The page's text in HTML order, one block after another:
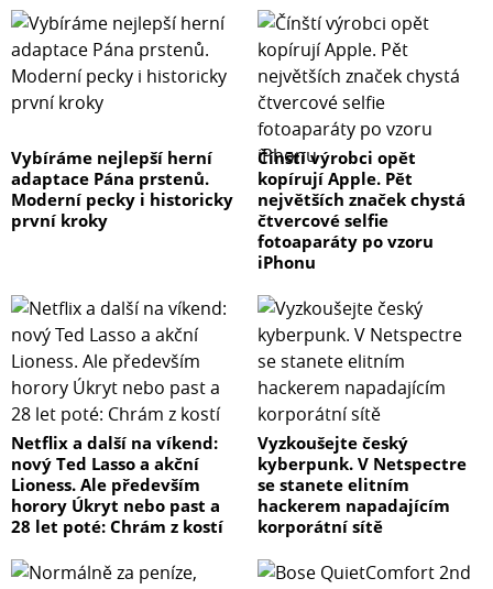
Vybíráme nejlepší herní
adaptace Pána prstenů.
Moderní pecky i historicky
první kroky
Čínští výrobci opět
kopírují Apple. Pět
největších značek chystá
čtvercové selfie
fotoaparáty po vzoru
iPhonu
Netflix a další na víkend:
nový Ted Lasso a akční
Lioness. Ale především
horory Úkryt nebo past a
28 let poté: Chrám z kostí
Vyzkoušejte český
kyberpunk. V Netspectre
se stanete elitním
hackerem napadajícím
korporátní sítě